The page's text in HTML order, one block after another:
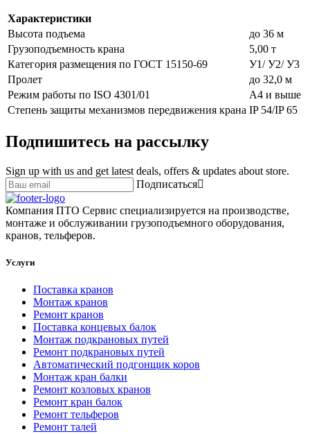
Характеристики
Высота подъема
до 36 м
Грузоподъемность крана
5,00 т
Категория размещения по ГОСТ 15150-69
У1/ У2/ У3
Пролет
до 32,0 м
Режим работы по ISO 4301/01
А4 и выше
Степень защиты механизмов передвижения крана IP 54/IP 65
Подпишитесь на рассылку
Sign up with us and get latest deals, offers & updates about store.
Подписаться
Компания ПТО Сервис специализируется на производстве,
монтаже и обслуживании грузоподъемного оборудования,
кранов, тельферов.
Услуги
Поставка кранов
Монтаж кранов
Ремонт кранов
Поставка концевых балок
Монтаж подкрановых путей
Ремонт подкрановых путей
Автоматический подгонщик коров
Монтаж кран балки
Ремонт козловых кранов
Ремонт кран балок
Ремонт тельферов
Ремонт талей